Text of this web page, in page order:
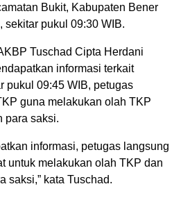
Bukit, Kabupaten Bener
sekitar pukul 09:30 WIB.
Tuschad Cipta Herdani
informasi terkait
pukul 09:45 WIB, petugas
guna melakukan olah TKP
para saksi.
informasi, petugas langsung
untuk melakukan olah TKP dan
saksi,” kata Tuschad.